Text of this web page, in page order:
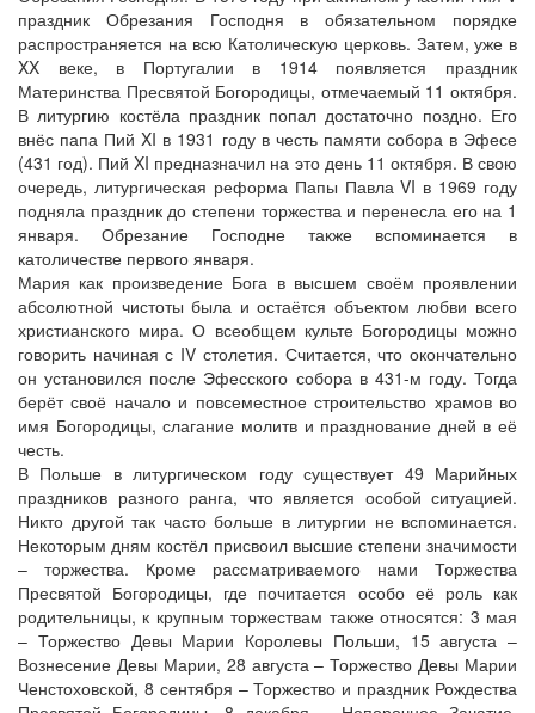
праздник Обрезания Господня в обязательном порядке
распространяется на всю Католическую церковь. Затем, уже в
XX веке, в Португалии в 1914 появляется праздник
Материнства Пресвятой Богородицы, отмечаемый 11 октября.
В литургию костёла праздник попал достаточно поздно. Его
внёс папа Пий XI в 1931 году в честь памяти собора в Эфесе
(431 год). Пий XI предназначил на это день 11 октября. В свою
очередь, литургическая реформа Папы Павла VI в 1969 году
подняла праздник до степени торжества и перенесла его на 1
января. Обрезание Господне также вспоминается в
католичестве первого января.
Мария как произведение Бога в высшем своём проявлении
абсолютной чистоты была и остаётся объектом любви всего
христианского мира. О всеобщем культе Богородицы можно
говорить начиная с IV столетия. Считается, что окончательно
он установился после Эфесского собора в 431-м году. Тогда
берёт своё начало и повсеместное строительство храмов во
имя Богородицы, слагание молитв и празднование дней в её
честь.
В Польше в литургическом году существует 49 Марийных
праздников разного ранга, что является особой ситуацией.
Никто другой так часто больше в литургии не вспоминается.
Некоторым дням костёл присвоил высшие степени значимости
– торжества. Кроме рассматриваемого нами Торжества
Пресвятой Богородицы, где почитается особо её роль как
родительницы, к крупным торжествам также относятся: 3 мая
– Торжество Девы Марии Королевы Польши, 15 августа –
Вознесение Девы Марии, 28 августа – Торжество Девы Марии
Ченстоховской, 8 сентября – Торжество и праздник Рождества